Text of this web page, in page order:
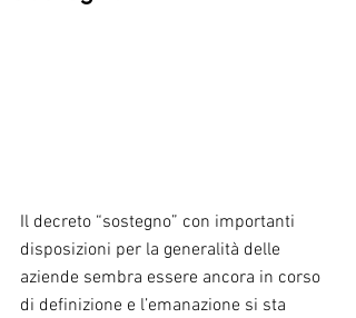
Il decreto “sostegno” con importanti
disposizioni per la generalità delle
aziende sembra essere ancora in corso
di definizione e l’emanazione si sta